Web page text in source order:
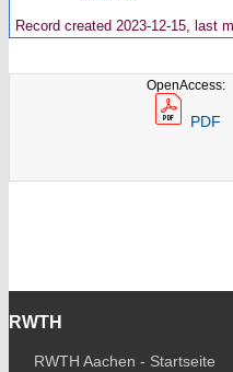
Record created 2023-12-15, last
OpenAccess:
PDF
RWTH
RWTH Aachen - Startseite